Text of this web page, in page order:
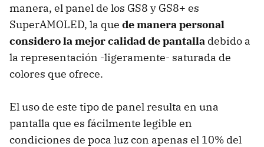
manera, el panel de los GS8 y GS8+ es
SuperAMOLED, la que de manera personal
considero la mejor calidad de pantalla debido a
la representación -ligeramente- saturada de
colores que ofrece.
El uso de este tipo de panel resulta en una
pantalla que es fácilmente legible en
condiciones de poca luz con apenas el 10% del